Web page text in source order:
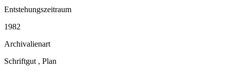
Entstehungszeitraum
1982
Archivalienart
Schriftgut , Plan